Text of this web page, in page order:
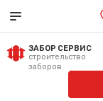
ЗАБОР СЕРВИС
строительство
заборов